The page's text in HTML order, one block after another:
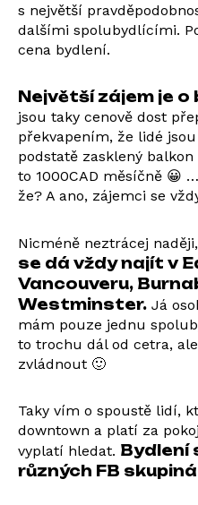
s největší
dalšími spolubydlícími.
cena bydlení.
Největší zájem je
jsou taky cenově dost
překvapením, že lidé
podstatě zasklený
to 1000CAD měsíčně 😀
že? A ano, zájemci se
Nicméně neztrácej naději,
se dá vždy najít v
Vancouveru,
Westminster. Já
mám pouze jednu
to trochu dál od cetra,
zvládnout 🙂
Taky vím o spoustě lidí,
downtown a platí za
vyplatí hledat. Bydlení
různých FB